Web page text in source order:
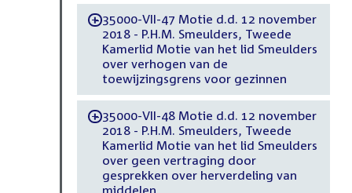
-35000-VII-47 Motie d.d. 12 november
2018 - P.H.M. Smeulders, Tweede
Kamerlid Motie van het lid Smeulders
over verhogen van de
toewijzingsgrens voor gezinnen
-35000-VII-48 Motie d.d. 12 november
2018 - P.H.M. Smeulders, Tweede
Kamerlid Motie van het lid Smeulders
over geen vertraging door
gesprekken over herverdeling van
middelen